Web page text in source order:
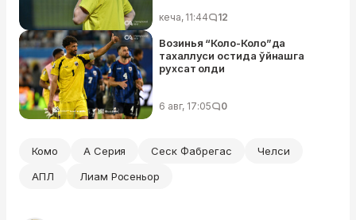
кеча, 11:44 12
Возинья “Коло-Коло”да
тахаллуси остида ўйнашга
рухсат олди
6 авг, 17:05 0
Комо А Серия Сеск Фабрегас
Челси
АПЛ
Лиам Росеньор